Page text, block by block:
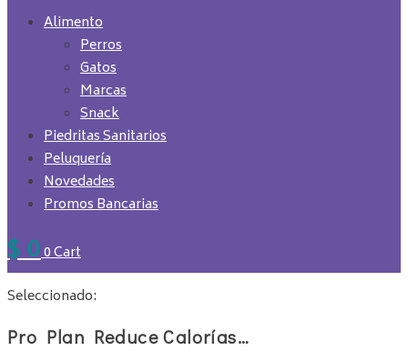
Alimento
Perros
Gatos
Marcas
Snack
Piedritas Sanitarios
Peluquería
Novedades
Promos Bancarias
$00Cart
Seleccionado:
Pro Plan Reduce Calorías…